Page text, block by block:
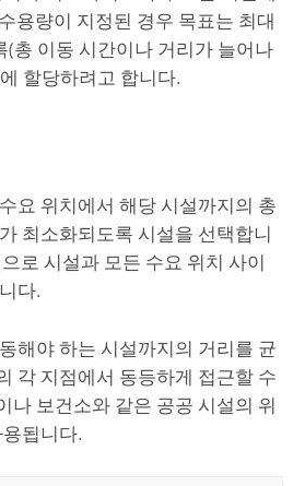
용량이 지정된 경우 목표는 최대
(총 이동 시간이나 거리가 늘어나
할당하려고 합니다.
요 위치에서 해당 시설까지의 총
최소화되도록 시설을 선택합니
로 시설과 모든 수요 위치 사이
다.
해야 하는 시설까지의 거리를 균
각 지점에서 동등하게 접근할 수
나 보건소와 같은 공공 시설의 위
됩니다.